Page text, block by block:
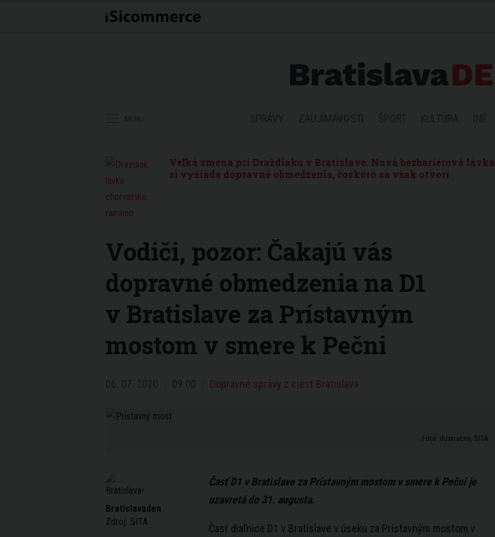
Veľká zmena pri Draždiaku v Bratislave. Nová bezbariérová lávka
si vyžiada dopravné obmedzenia, čoskoro sa však otvorí
Vodiči, pozor: Čakajú vás
dopravné obmedzenia na D1
v Bratislave za Prístavným
mostom v smere k Pečni
Dopravné správy z ciest Bratislava
Foto: ilustračné, SITA
Bratislavaden
Zdroj: SITA
Časť D1 v Bratislave za Prístavným mostom v smere k Pečni je
uzavretá do 31. augusta.
Časť diaľnice D1 v Bratislave v úseku za Prístavným mostom v